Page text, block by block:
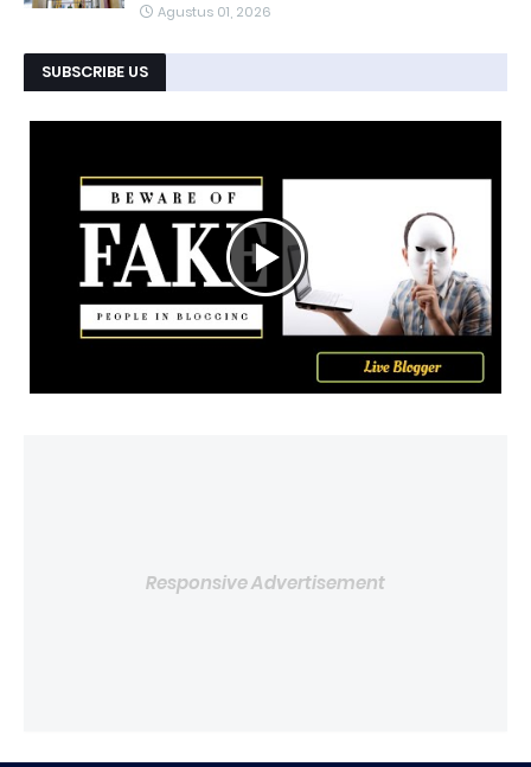
Agustus 01, 2026
SUBSCRIBE US
Responsive Advertisement